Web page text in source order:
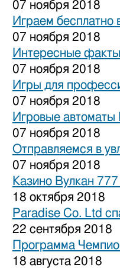
07 ноября 2018
Играем бесплатно
07 ноября 2018
Интересные
07 ноября 2018
Игры для
07 ноября 2018
Игровые автоматы
07 ноября 2018
Отправляемся в
07 ноября 2018
Казино Вулкан
18 октября 2018
Paradise Co. Ltd
22 сентября 2018
Программа
18 августа 2018